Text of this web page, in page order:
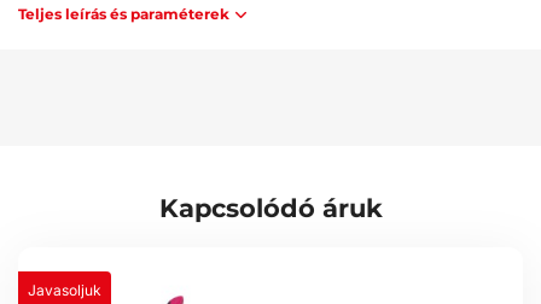
a földből vagy kiáshatja a gödröt a veteményesben. A „karmok”
A táska vízálló belső résszel rendelkezik
A készlet tartalmaz kerti kesztyűt négy műanyag "karmokkal"
Textil táska zsebekkel és vízálló belső résszel
Teljes leírás és paraméterek
Kapcsolódó áruk
Javasoljuk